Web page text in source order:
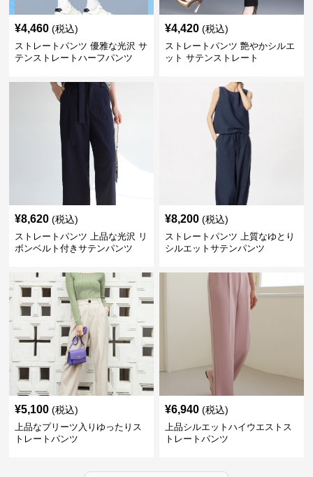
¥4,460 (税込)
ストレートパンツ 優雅な光沢 サ
テンストレートハーフパンツ
¥4,420 (税込)
ストレートパンツ 艶やかシルエ
ット サテンストレート
¥8,620 (税込)
ストレートパンツ 上品な光沢 リ
ボンベルト付きサテンパンツ
¥8,200 (税込)
ストレートパンツ 上質なゆとり
シルエットサテンパンツ
¥5,100 (税込)
上品なプリーツ入りゆったりス
トレートパンツ
¥6,940 (税込)
上品シルエットハイウエストス
トレートパンツ